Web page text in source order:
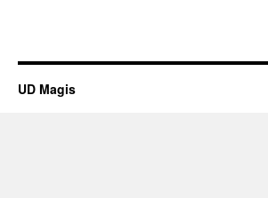
UD Magis